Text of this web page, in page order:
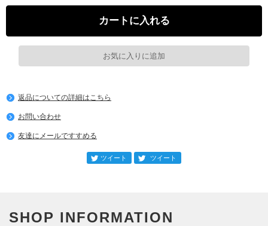
返品についての詳細はこちら
お問い合わせ
友達にメールですすめる
SHOP INFORMATION